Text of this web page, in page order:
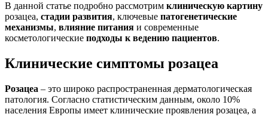
В данной статье подробно рассмотрим клиническую картину
розацеа, стадии развития, ключевые патогенетические
механизмы, влияние питания и современные
косметологические подходы к ведению пациентов.
Клинические симптомы розацеа
Розацеа – это широко распространенная дерматологическая
патология. Согласно статистическим данным, около 10%
населения Европы имеет клинические проявления розацеа, а